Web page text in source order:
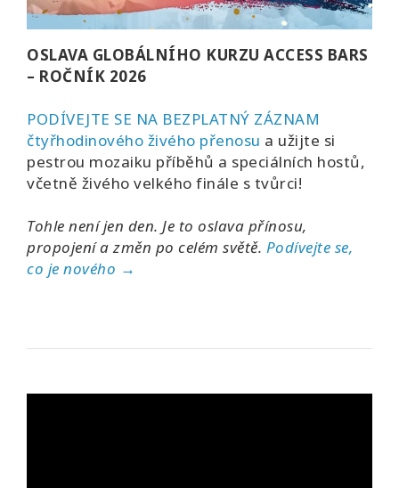
OSLAVA GLOBÁLNÍHO KURZU ACCESS BARS
– ROČNÍK 2026
PODÍVEJTE SE NA BEZPLATNÝ ZÁZNAM
čtyřhodinového živého přenosu a užijte si
pestrou mozaiku příběhů a speciálních hostů,
včetně živého velkého finále s tvůrci!
Tohle není jen den. Je to oslava přínosu,
propojení a změn po celém světě. Podívejte se,
co je nového →